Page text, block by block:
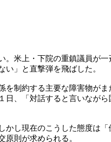
米上・下院の重鎮議員が
」と直撃弾を飛ばした。
制約する主要な障害物が
、「対話すると言いなが
し現在のこうした態度は
則が求められる。